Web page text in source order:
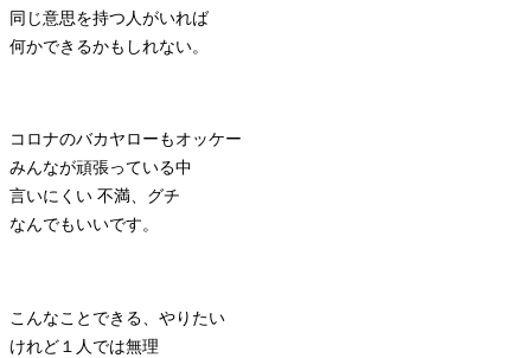
同じ意思を持つ人がいれば
何かできるかもしれない。
コロナのバカヤローもオッケー
みんなが頑張っている中
言いにくい 不満、グチ
なんでもいいです。
こんなことできる、やりたい
けれど１人では無理